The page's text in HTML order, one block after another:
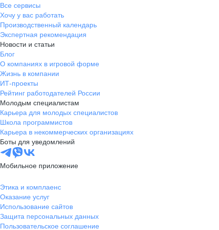
Все сервисы
Хочу у вас работать
Производственный календарь
Экспертная рекомендация
Новости и статьи
Блог
О компаниях в игровой форме
Жизнь в компании
ИТ-проекты
Рейтинг работодателей России
Молодым специалистам
Карьера для молодых специалистов
Школа программистов
Карьера в некоммерческих организациях
Боты для уведомлений
Мобильное приложение
Этика и комплаенс
Оказание услуг
Использование сайтов
Защита персональных данных
Пользовательское соглашение